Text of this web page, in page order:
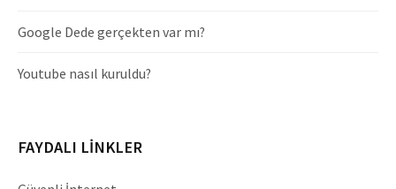
Google Dede gerçekten var mı?
Youtube nasıl kuruldu?
FAYDALI LINKLER